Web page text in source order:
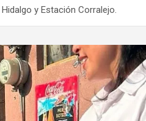
y Estación Corralejo.